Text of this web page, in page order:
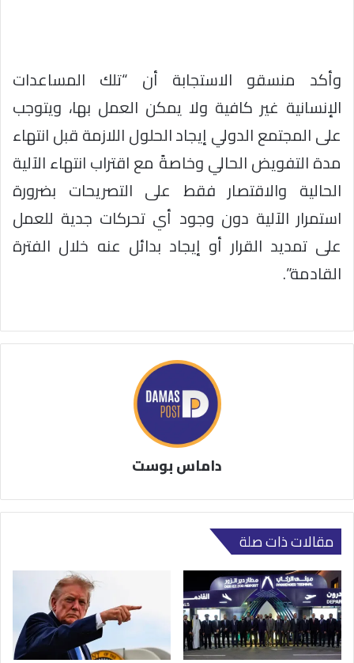
وأكد منسقو الاستجابة أن “تلك المساعدات
الإنسانية غير كافية ولا يمكن العمل بها، ويتوجب
على المجتمع الدولي إيجاد الحلول اللازمة قبل انتهاء
مدة التفويض الحالي وخاصةً مع اقتراب انتهاء الآلية
الحالية والاقتصار فقط على التصريحات بضرورة
استمرار الآلية دون وجود أي تحركات جدية للعمل
على تمديد القرار أو إيجاد بدائل عنه خلال الفترة
القادمة”.
داماس بوست
مقالات ذات صلة